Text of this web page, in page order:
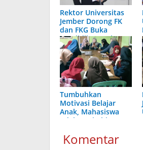
Rektor Universitas
Jember Dorong FK
dan FKG Buka
Pendidikan Dokter
Spesialis
Tumbuhkan
Motivasi Belajar
Anak, Mahasiswa
Adakan Bimbingan
Komentar